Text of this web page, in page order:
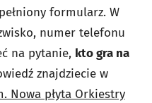
formularz. W
numer telefonu
na pytanie, kto gra na
znajdziecie w
Nowa płyta Orkiestry